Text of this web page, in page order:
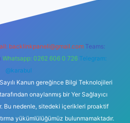
backlinkpaneli@gmail.com Teams:
Whatsapp: 0262 606 0 726 Telegram:
@karabul
Kanun gereğince Bilgi Teknolojileri
onaylanmış bir Yer Sağlayıcı
Bu nedenle, sitedeki içerikleri proaktif
yükümlülüğümüz bulunmamaktadır.